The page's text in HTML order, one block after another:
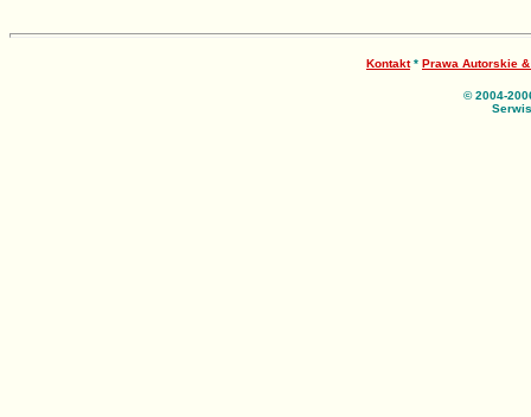
Kontakt* Prawa Autorskie &
© 2004-